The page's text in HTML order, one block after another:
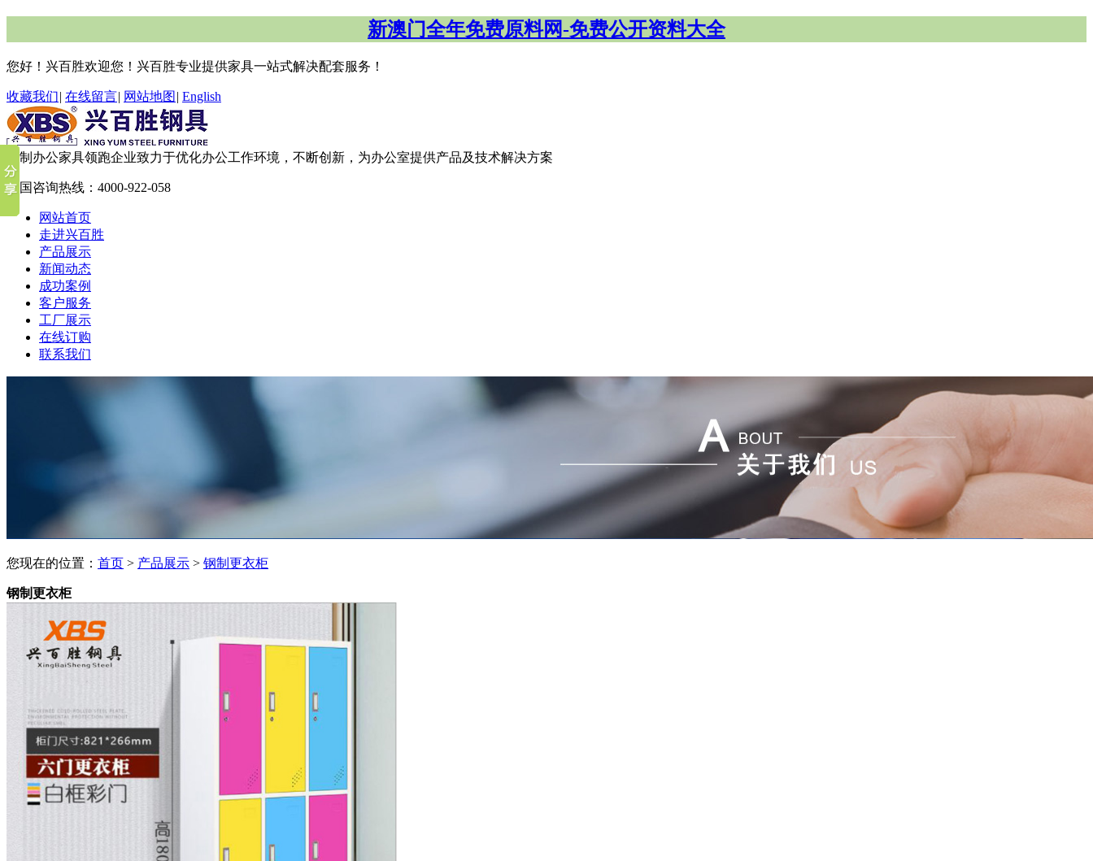
新澳门全年免费原料网-免费公开资料大全
您好！兴百胜欢迎您！兴百胜专业提供家具一站式解决配套服务！
收藏我们| 在线留言| 网站地图 | English
钢制办公家具领跑企业致力于优化办公工作环境，不断创新，为办公室提供产品及技术解决方案
全国咨询热线： 4000-922-058
网站首页
走进兴百胜
产品展示
新闻动态
成功案例
客户服务
工厂展示
在线订购
联系我们
您现在的位置： 首页 > 产品展示 > 钢制更衣柜
钢制更衣柜